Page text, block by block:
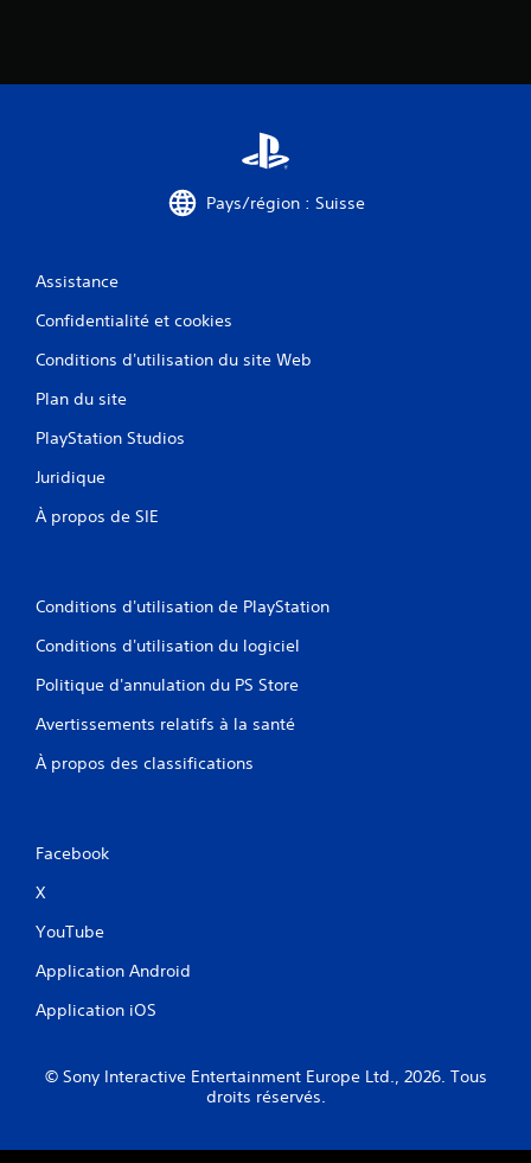
Pays/région : Suisse
Assistance
Confidentialité et cookies
Conditions d'utilisation du site Web
Plan du site
PlayStation Studios
Juridique
À propos de SIE
Conditions d'utilisation de PlayStation
Conditions d'utilisation du logiciel
Politique d'annulation du PS Store
Avertissements relatifs à la santé
À propos des classifications
Facebook
X
YouTube
Application Android
Application iOS
© Sony Interactive Entertainment Europe Ltd., 2026. Tous
droits réservés.